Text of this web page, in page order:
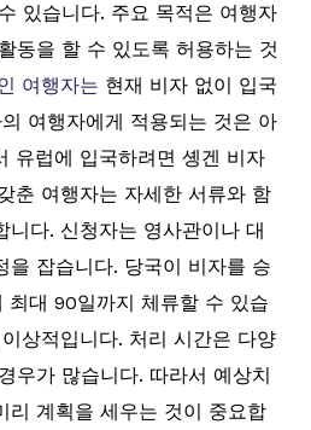
있습니다. 주요 목적은 여행자
동을 할 수 있도록 허용하는 것
여행자는 현재 비자 없이 입국
여행자에게 적용되는 것은 아
유럽에 입국하려면 솅겐 비자
춘 여행자는 자세한 서류와 함
니다. 신청자는 영사관이나 대
을 잡습니다. 당국이 비자를 승
최대 90일까지 체류할 수 있습
상적입니다. 처리 시간은 다양
우가 많습니다. 따라서 예상치
리 계획을 세우는 것이 중요합